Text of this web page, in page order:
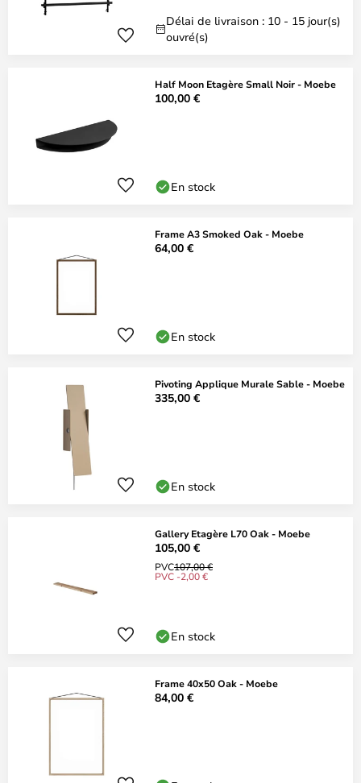
Délai de livraison : 10 - 15 jour(s)
ouvré(s)
Half Moon Etagère Small Noir - Moebe
100,00 €
En stock
Frame A3 Smoked Oak - Moebe
64,00 €
En stock
Pivoting Applique Murale Sable - Moebe
335,00 €
En stock
Gallery Etagère L70 Oak - Moebe
105,00 €
PVC107,00 €
PVC -2,00 €
En stock
Frame 40x50 Oak - Moebe
84,00 €